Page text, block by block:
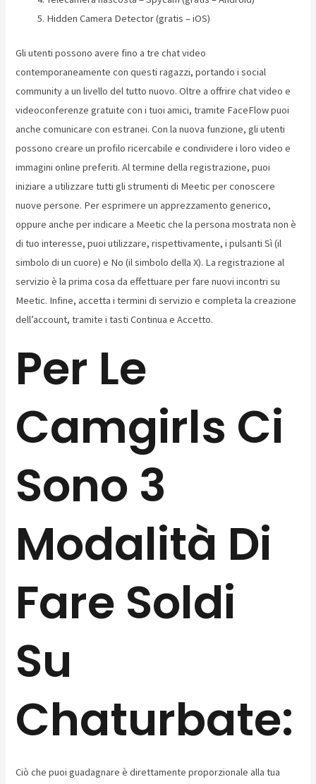
Hidden Camera Detector (gratis – iOS)
Gli utenti possono avere fino a tre chat video
contemporaneamente con questi ragazzi, portando i social
community a un livello del tutto nuovo. Oltre a offrire chat video e
videoconferenze gratuite con i tuoi amici, tramite FaceFlow puoi
anche comunicare con estranei. Con la nuova funzione, gli utenti
possono creare un profilo ricercabile e condividere i loro video e
immagini online preferiti. Al termine della registrazione, puoi
iniziare a utilizzare tutti gli strumenti di Meetic per conoscere
nuove persone. Per esprimere un apprezzamento generico,
oppure anche per indicare a Meetic che la persona mostrata non è
di tuo interesse, puoi utilizzare, rispettivamente, i pulsanti Sì (il
simbolo di un cuore) e No (il simbolo della X). La registrazione al
servizio è la prima cosa da effettuare per fare nuovi incontri su
Meetic. Infine, accetta i termini di servizio e completa la creazione
dell’account, tramite i tasti Continua e Accetto.
Per Le
Camgirls Ci
Sono 3
Modalità Di
Fare Soldi
Su
Chaturbate:
Ciò che puoi guadagnare è direttamente proporzionale alla tua